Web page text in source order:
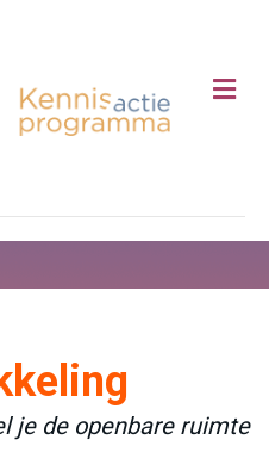
je de openbare ruimte